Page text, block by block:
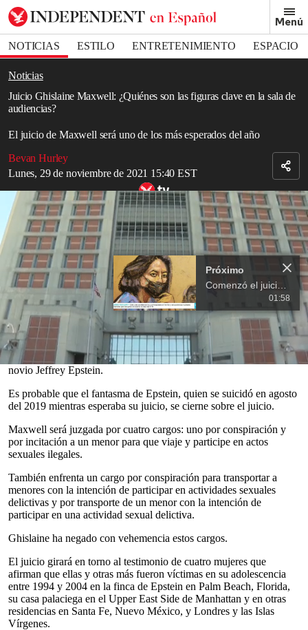
Menú
NOTICIAS ESTILO ENTRETENIMIENTO
ESPACIO
DEPORTES
Noticias
Juicio Ghislaine Maxwell: ¿Quiénes son las figuras clave en la sala de
audiencias?
El juicio de Maxwell será uno de los más esperados del año
Bevan Hurley
Lunes, 29 de noviembre de 2021 15:40 EST
Bookmark popover
Removed from bookmarks
Close popover
seconds
Próximo
Comenzó el juicio contra Ghislaine Maxwell, acusada de tráfico sexual en caso Epstein
01:58
Comienza el juicio de Ghislaine Maxwell, acusada de ayudar a
Jeffrey Epstein en tráfico sexual
Read in English
Después de casi 17 meses en la cárcel, Ghislaine Maxwell por fin
aparecerá en la corte a medida que su juicio por tráfico sexual de
menores de edad se pone en marcha en la corte federal de
Manhattan el lunes.
Después de meses de audiencias previas al juicio, los fiscales
presentarán sus argumentos iniciales sobre cómo Maxwell
presuntamente reclutó y corrompió a niñas en nombre de su ex
novio Jeffrey Epstein.
Es probable que el fantasma de Epstein, quien se suicidó en agosto
del 2019 mientras esperaba su juicio, se cierne sobre el juicio.
Maxwell será juzgada por cuatro cargos: uno por conspiración y
por incitación a un menor para que viaje y participe en actos
sexuales ilegales.
También enfrenta un cargo por conspiración para transportar a
menores con la intención de participar en actividades sexuales
delictivas y por transporte de un menor con la intención de
participar en una actividad sexual delictiva.
Ghislaine ha negado con vehemencia estos cargos.
El juicio girará en torno al testimonio de cuatro mujeres que
afirman que ellas y otras más fueron víctimas en su adolescencia
entre 1994 y 2004 en la finca de Epstein en Palm Beach, Florida,
su casa palaciega en el Upper East Side de Manhattan y en otras
residencias en Santa Fe, Nuevo México, y Londres y las Islas
Vírgenes.